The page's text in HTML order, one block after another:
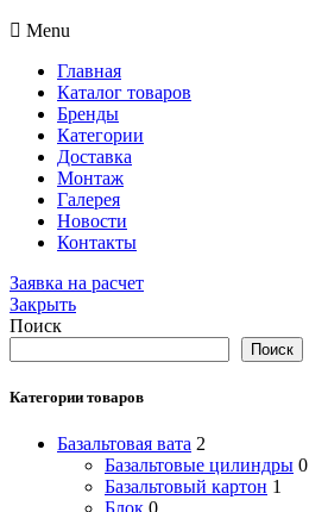
Menu
Главная
Каталог товаров
Бренды
Категории
Доставка
Монтаж
Галерея
Новости
Контакты
Заявка на расчет
Закрыть
Поиск
Поиск
Категории товаров
Базальтовая вата 2
Базальтовые цилиндры 0
Базальтовый картон 1